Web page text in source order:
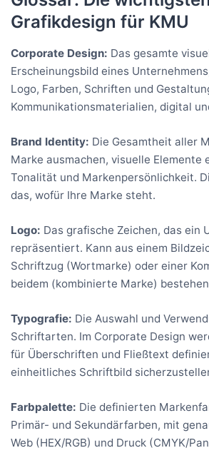
Grafikdesign für KMU
Corporate Design: Das gesamte
Erscheinungsbild eines
Logo, Farben, Schriften und
Kommunikationsmaterialien, digital
Brand Identity: Die Gesamtheit aller
Marke ausmachen, visuelle Elemente
Tonalität und Markenpersönlichkeit.
das, wofür Ihre Marke steht.
Logo: Das grafische Zeichen, das ein
repräsentiert. Kann aus einem
Schriftzug (Wortmarke) oder einer
beidem (kombinierte Marke)
Typografie: Die Auswahl und
Schriftarten. Im Corporate Design
für Überschriften und Fließtext
einheitliches Schriftbild
Farbpalette: Die definierten
Primär- und Sekundärfarben, mit
Web (HEX/RGB) und Druck (CMYK/